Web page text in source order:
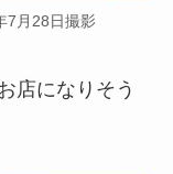
7月28日撮影
店になりそう